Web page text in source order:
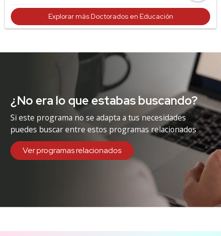
Explorar más Doctorados en Educación
¿No era lo que estabas buscando?
Si este programa no se adapta a tus necesidades
puedes buscar entre estos programas relacionados
Ver programas relacionados